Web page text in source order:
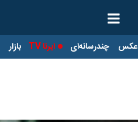
عکس چندرسانه‌ای ایرنا TV بازار